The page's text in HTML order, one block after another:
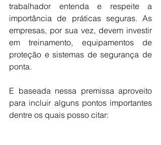
trabalhador entenda e respeite a
importância de práticas seguras. As
empresas, por sua vez, devem investir
em treinamento, equipamentos de
proteção e sistemas de segurança de
ponta.
E baseada nessa premissa aproveito
para incluir alguns pontos importantes
dentre os quais posso citar: